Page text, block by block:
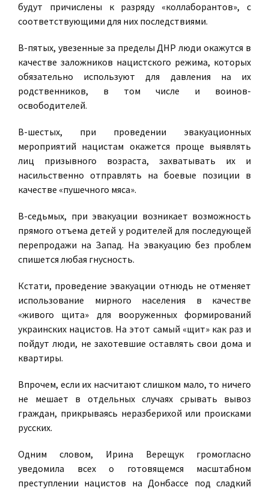
будут причислены к разряду «коллаборантов», с
соответствующими для них последствиями.
В-пятых, увезенные за пределы ДНР люди окажутся в
качестве заложников нацистского режима, которых
обязательно используют для давления на их
родственников, в том числе и воинов-
освободителей.
В-шестых, при проведении эвакуационных
мероприятий нацистам окажется проще выявлять
лиц призывного возраста, захватывать их и
насильственно отправлять на боевые позиции в
качестве «пушечного мяса».
В-седьмых, при эвакуации возникает возможность
прямого отъема детей у родителей для последующей
перепродажи на Запад. На эвакуацию без проблем
спишется любая гнусность.
Кстати, проведение эвакуации отнюдь не отменяет
использование мирного населения в качестве
«живого щита» для вооруженных формирований
украинских нацистов. На этот самый «щит» как раз и
пойдут люди, не захотевшие оставлять свои дома и
квартиры.
Впрочем, если их насчитают слишком мало, то ничего
не мешает в отдельных случаях срывать вывоз
граждан, прикрываясь неразберихой или происками
русских.
Одним словом, Ирина Верещук громогласно
уведомила всех о готовящемся масштабном
преступлении нацистов на Донбассе под сладкий